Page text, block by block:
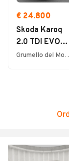
Domenica
Chiuso
Altre
€ 24.800
Skoda Karoq
2.0 TDI EVO
SCR Style DSG
Grumello